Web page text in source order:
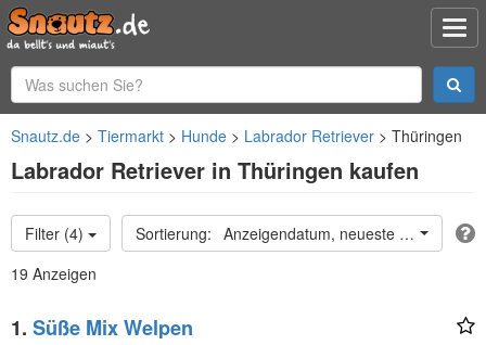
Snautz.de Tiermarkt Hunde Labrador Retriever Thüringen
Labrador Retriever in Thüringen kaufen
Filter (4)
Anzeigendatum, neueste oben
19 Anzeigen
1. Süße Mix Welpen